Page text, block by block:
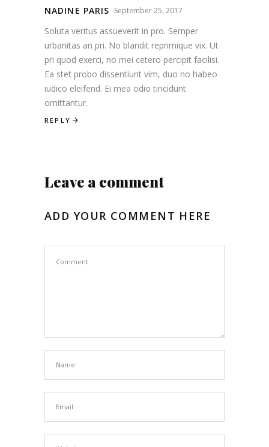
NADINE PARIS September 25, 2017
Soluta veritus assueverit in pro. Semper
urbanitas an pri. No blandit reprimique vix. Ut
pri quod exerci, no mei cetero percipit facilisi.
Ea stet probo dissentiunt vim, duo no habeo
iudico eleifend. Ei mea odio tincidunt
omittantur.
REPLY
Leave a comment
ADD YOUR COMMENT HERE